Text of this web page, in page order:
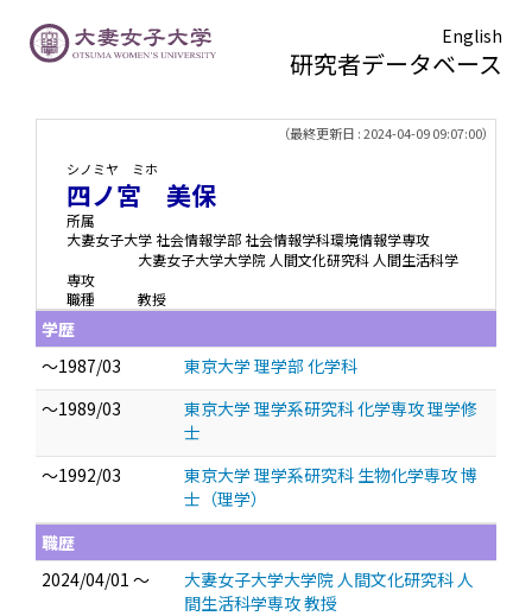
English
研究者データベース
（最終更新日 : 2024-04-09 09:07:00）
シノミヤ ミホ
四ノ宮 美保
所属
大妻女子大学 社会情報学部 社会情報学科環境情報学専攻
大妻女子大学大学院 人間文化研究科 人間生活科学
専攻
職種
教授
学歴
～1987/03
東京大学 理学部 化学科
～1989/03
東京大学 理学系研究科 化学専攻 理学修
士
～1992/03
東京大学 理学系研究科 生物化学専攻 博
士（理学）
職歴
2024/04/01 ～
大妻女子大学大学院 人間文化研究科 人
間生活科学専攻 教授